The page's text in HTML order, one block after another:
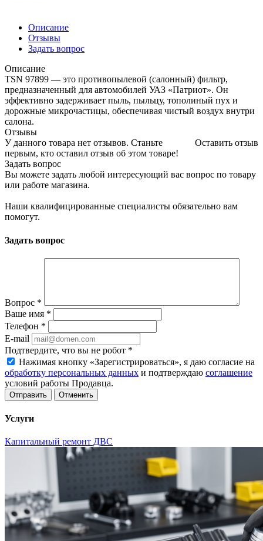
Описание
Отзывы
Задать вопрос
Описание
TSN 97899 — это противопылевой (салонный) фильтр,
предназначенный для автомобилей УАЗ «Патриот». Он
эффективно задерживает пыль, пыльцу, тополиный пух и
дорожные микрочастицы, обеспечивая чистый воздух внутри
салона.
Отзывы
Оставить отзыв
У данного товара нет отзывов. Станьте
первым, кто оставил отзыв об этом товаре!
Задать вопрос
Вы можете задать любой интересующий вас вопрос по товару
или работе магазина.
Наши квалифицированные специалисты обязательно вам
помогут.
Задать вопрос
Вопрос *
Ваше имя *
Телефон *
E-mail
Подтвердите, что вы не робот *
Нажимая кнопку «Зарегистрироваться», я даю согласие на
обработку персональных данных и подтверждаю соглашение
условий работы Продавца.
Отменить
Услуги
Капитальный ремонт ДВС